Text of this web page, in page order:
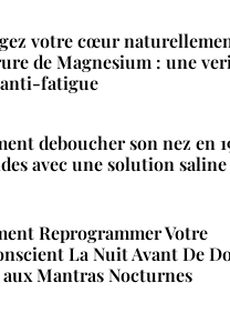
votre cœur
de Magnesium : une
fatigue
deboucher son nez en
avec une solution
Reprogrammer Votre
La Nuit Avant De
aux Mantras Nocturnes